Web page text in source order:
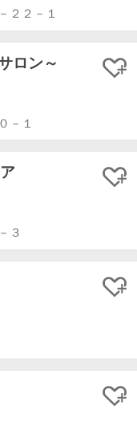
２２－１
ロン～
－１
３